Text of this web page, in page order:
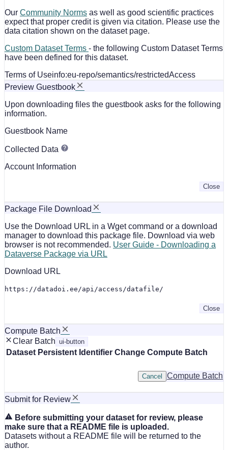
Our Community Norms as well as good scientific practices
expect that proper credit is given via citation. Please use the
data citation shown on the dataset page.
Custom Dataset Terms - the following Custom Dataset Terms
have been defined for this dataset.
Terms of Useinfo:eu-repo/semantics/restrictedAccess
Preview Guestbook
Upon downloading files the guestbook asks for the following
information.
Guestbook Name
Collected Data
Account Information
Close
Package File Download
Use the Download URL in a Wget command or a download
manager to download this package file. Download via web
browser is not recommended. User Guide - Downloading a
Dataverse Package via URL
Download URL
https://datadoi.ee/api/access/datafile/
Close
Compute Batch
Clear Batch ui-button
Dataset Persistent Identifier Change Compute Batch
Compute Batch
Cancel
Submit for Review
Before submitting your dataset for review, please
make sure that a README file is uploaded.
Datasets without a README file will be returned to the
author.